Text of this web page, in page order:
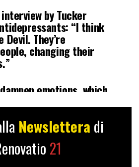
by Tucker
“I think
Devil. They’re
changing their
emotions, which
the effects are..
LNbl7wNrOc
Newslettera di
21